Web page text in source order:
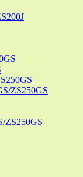
ZS250GS
ZS250GS